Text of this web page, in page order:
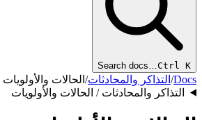
Search docs… Ctrl K
Docs
/ التذاكر والمحادثات/ الحالات والأولويات
التذاكر والمحادثات / الحالات والأولويات